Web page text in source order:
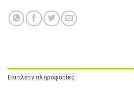
Επιπλέον πληροφορίες